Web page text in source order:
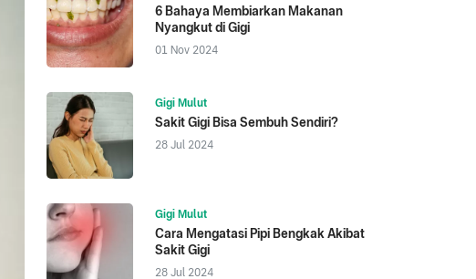
6 Bahaya Membiarkan Makanan
Nyangkut di Gigi
01 Nov 2024
Gigi Mulut
Sakit Gigi Bisa Sembuh Sendiri?
28 Jul 2024
Gigi Mulut
Cara Mengatasi Pipi Bengkak Akibat
Sakit Gigi
28 Jul 2024